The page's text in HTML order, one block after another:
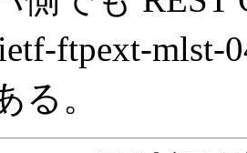
ftpext-mlst-
る。